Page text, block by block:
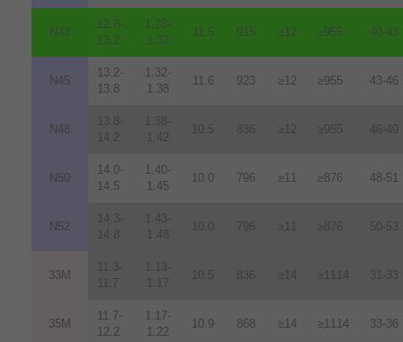
N42
12.8-
13.2
1.28-
1.32
11.5 915 ≥12 ≥955 40-43
N45
13.2-
13.8
1.32-
1.38
11.6 923 ≥12 ≥955 43-46
N48
13.8-
14.2
1.38-
1.42
10.5 836 ≥12 ≥955 46-49
N50
14.0-
14.5
1.40-
1.45
10.0 796 ≥11 ≥876 48-51
N52
14.3-
14.8
1.43-
1.48
10.0 796 ≥11 ≥876 50-53
33M
11.3-
11.7
1.13-
1.17
10.5 836 ≥14 ≥1114 31-33
35M
11.7-
12.2
1.17-
1.22
10.9 868 ≥14 ≥1114 33-36